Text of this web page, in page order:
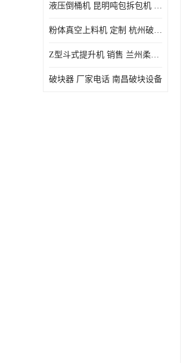
液压倒桶机 昆明吨包拆包机 定制
粉体真空上料机 定制 杭州破块器
Z型斗式提升机 销售 兰州柔性螺旋输送机
破块器 厂家电话 南昌破块设备